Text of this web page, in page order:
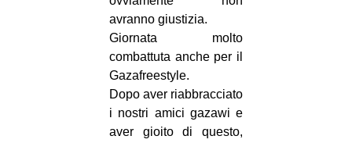
avranno giustizia.
Giornata molto
combattuta anche per il
Gazafreestyle.
Dopo aver riabbracciato
i nostri amici gazawi e
aver gioito di questo,